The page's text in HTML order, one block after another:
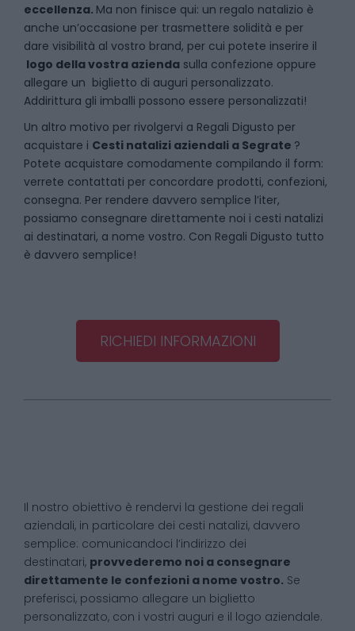
eccellenza. Ma non finisce qui: un regalo natalizio è
anche un’occasione per trasmettere solidità e per
dare visibilità al vostro brand, per cui potete inserire il
logo della vostra azienda sulla confezione oppure
allegare un biglietto di auguri personalizzato.
Addirittura gli imballi possono essere personalizzati!
Un altro motivo per rivolgervi a Regali Digusto per
acquistare i Cesti natalizi aziendali a Segrate ?
Potete acquistare comodamente compilando il form:
verrete contattati per concordare prodotti, confezioni,
consegna. Per rendere davvero semplice l’iter,
possiamo consegnare direttamente noi i cesti natalizi
ai destinatari, a nome vostro. Con Regali Digusto tutto
è davvero semplice!
RICHIEDI INFORMAZIONI
Il nostro obiettivo è rendervi la gestione dei regali
aziendali, in particolare dei cesti natalizi, davvero
semplice: comunicandoci l’indirizzo dei
destinatari, provvederemo noi a consegnare
direttamente le confezioni a nome vostro. Se
preferisci, possiamo allegare un biglietto
personalizzato, con i vostri auguri e il logo aziendale.